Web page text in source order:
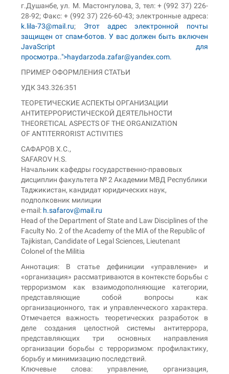
г.Душанбе, ул. М. Мастонгулова, 3, тел: + (992 37) 226-
28-92; Факс: + (992 37) 226-60-43; электронные адреса:
k.lila-73@mail.ru; Этот адрес электронной почты
защищен от спам-ботов. У вас должен быть включен
JavaScript для
просмотра..">haydarzoda.zafar@yandex.com.
ПРИМЕР ОФОРМЛЕНИЯ СТАТЬИ
УДК 343.326:351
ТЕОРЕТИЧЕСКИЕ АСПЕКТЫ ОРГАНИЗАЦИИ
АНТИТЕРРОРИСТИЧЕСКОЙ ДЕЯТЕЛЬНОСТИ
THEORETICAL ASPECTS OF THE ORGANIZATION
OF ANTITERRORIST ACTIVITIES
САФАРОВ Х.С.,
SAFAROV H.S.
Начальник кафедры государственно-правовых
дисциплин факультета № 2 Академии МВД Республики
Таджикистан, кандидат юридических наук,
подполковник милиции
e-mail: h.safarov@mail.ru
Head of the Department of State and Law Disciplines of the
Faculty No. 2 of the Academy of the MIA of the Republic of
Tajikistan, Candidate of Legal Sciences, Lieutenant
Colonel of the Militia
Аннотация: В статье дефиниции «управление» и
«организация» рассматриваются в контексте борьбы с
терроризмом как взаимодополняющие категории,
представляющие собой вопросы как
организационного, так и управленческого характера.
Отмечается важность теоретических разработок в
деле создания целостной системы антитеррора,
представляющих три основных направления
организации борьбы с терроризмом: профилактику,
борьбу и минимизацию последствий.
Ключевые слова: управление, организация,